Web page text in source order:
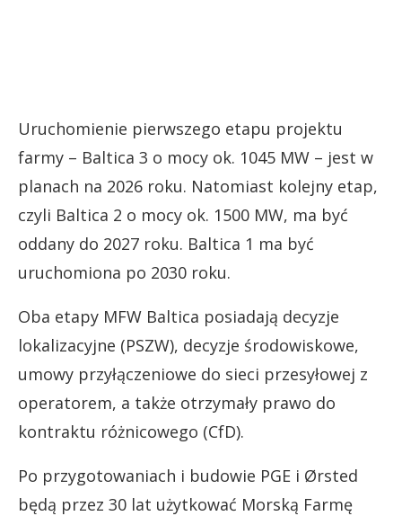
Uruchomienie pierwszego etapu projektu
farmy – Baltica 3 o mocy ok. 1045 MW – jest w
planach na 2026 roku. Natomiast kolejny etap,
czyli Baltica 2 o mocy ok. 1500 MW, ma być
oddany do 2027 roku. Baltica 1 ma być
uruchomiona po 2030 roku.
Oba etapy MFW Baltica posiadają decyzje
lokalizacyjne (PSZW), decyzje środowiskowe,
umowy przyłączeniowe do sieci przesyłowej z
operatorem, a także otrzymały prawo do
kontraktu różnicowego (CfD).
Po przygotowaniach i budowie PGE i Ørsted
będą przez 30 lat użytkować Morską Farmę